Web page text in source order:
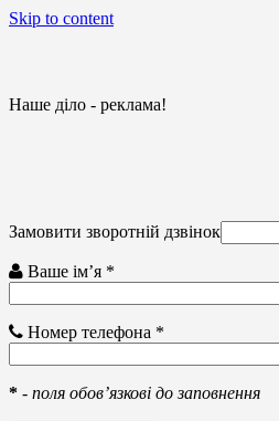
Skip to content
Наше діло - реклама!
Замовити зворотній дзвінок
Ваше ім’я *
Номер телефона *
* - поля обов’язкові до заповнення